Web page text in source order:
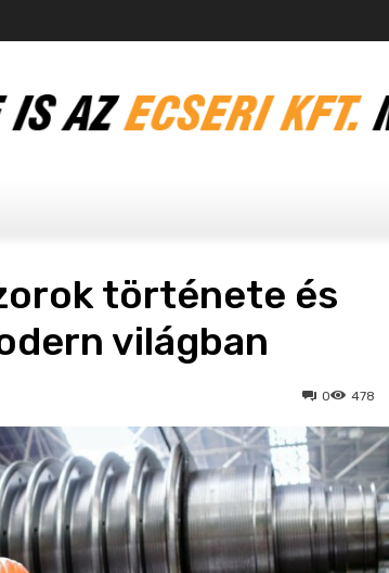
története és
világban
478
0